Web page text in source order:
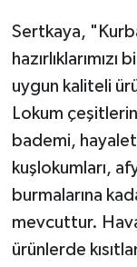
Sertkaya,
uygun kaliteli
Lokum
bademi,
kuşlokumları,
burmalarına
mevcuttur. Hava
ürünlerde